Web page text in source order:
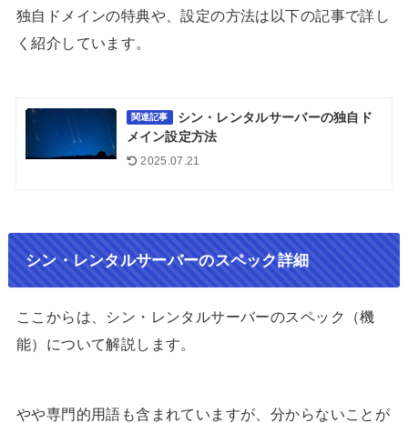
独自ドメインの特典や、設定の方法は以下の記事で詳し
く紹介しています。
関連記事
シン・レンタルサーバーの独自ド
メイン設定方法
2025.07.21
シン・レンタルサーバーのスペック詳細
ここからは、シン・レンタルサーバーのスペック（機
能）について解説します。
やや専門的用語も含まれていますが、分からないことが